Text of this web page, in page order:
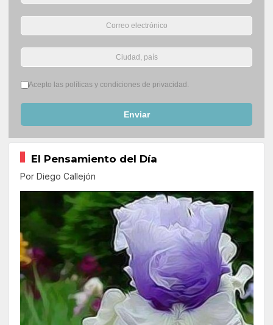
Términos del servicio*
Acepto las políticas y condiciones de privacidad.
Enviar
El Pensamiento del Día
Por Diego Callejón